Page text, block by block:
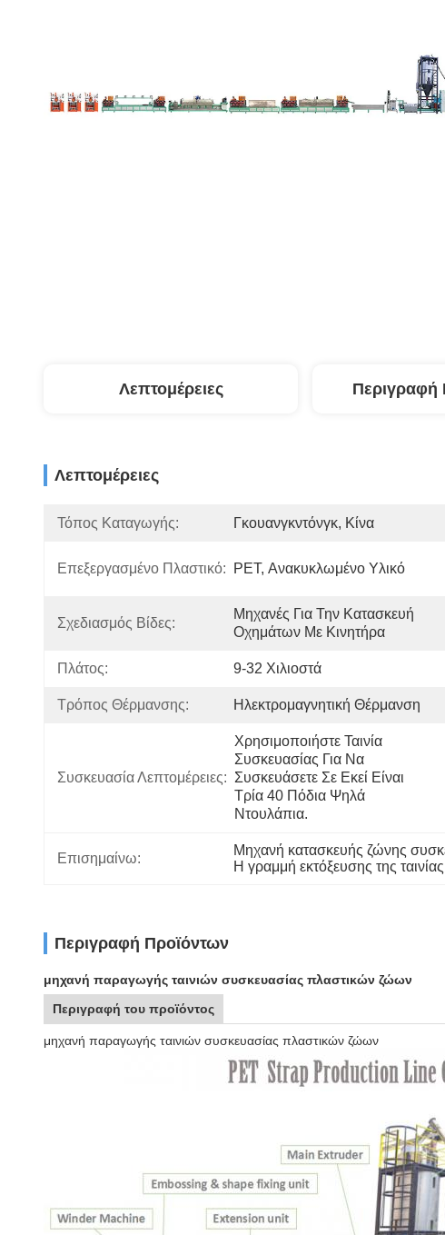
Λεπτομέρειες Περιγραφή
Λεπτομέρειες
Τόπος Καταγωγής: Γκουανγκντόνγκ, Κίνα
Επεξεργασμένο Πλαστικό: PET, Ανακυκλωμένο Υλικό
Σχεδιασμός Βίδες:
Μηχανές Για Την Κατασκευή
Οχημάτων Με Κινητήρα
Πλάτος: 9-32 Χιλιοστά
Τρόπος Θέρμανσης: Ηλεκτρομαγνητική Θέρμανση
Συσκευασία Λεπτομέρειες:
Χρησιμοποιήστε Ταινία
Συσκευασίας Για Να
Συσκευάσετε Σε Εκεί Είναι
Τρία 40 Πόδια Ψηλά
Ντουλάπια.
Επισημαίνω:
Μηχανή κατασκευής ζώνης
Η γραμμή εκτόξευσης της
Περιγραφή Προϊόντων
μηχανή παραγωγής ταινιών συσκευασίας πλαστικών ζώων
Περιγραφή του προϊόντος
μηχανή παραγωγής ταινιών συσκευασίας πλαστικών ζώων